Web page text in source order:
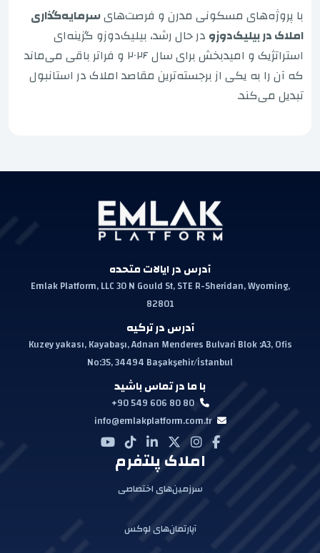
با پروژه‌های مسکونی مدرن و فرصت‌هایسرمایه‌گذاری
املاک در بیلیک‌دوزو در حال رشد، بیلیک‌دوزو گزینه‌ای
استراتژیک و امیدبخش برای سال ۲۰۲۶ و فراتر باقی می‌ماند
که آن را به یکی از برجسته‌ترین مقاصد املاک در استانبول
تبدیل می‌کند.
آدرس در ایالات متحده
Emlak Platform, LLC 30 N Gould St, STE R-Sheridan, Wyoming,
82801
آدرس در ترکیه
Kuzey yakası, Kayabaşı, Adnan Menderes Bulvari Blok :A3, Ofis
No:35, 34494 Başakşehir/İstanbul
با ما در تماس باشید
+90 549 606 80 80
info@emlakplatform.com.tr
املاک پلتفرم
سرزمین‌های اختصاصی
آپارتمان‌های لوکس